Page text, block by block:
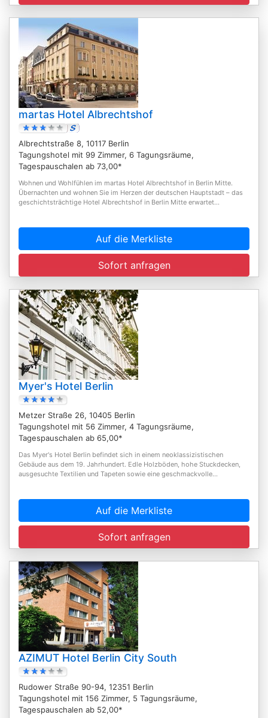
martas Hotel Albrechtshof
Albrechtstraße 8, 10117 Berlin
Tagungshotel mit 99 Zimmer, 6 Tagungsräume,
Tagespauschalen ab 73,00*
Wohnen und Wohlfühlen im martas Hotel Albrechtshof in Berlin Mitte.
Übernachten und wohnen Sie im Herzen der deutschen Hauptstadt – das
geschichtsträchtige Hotel Albrechtshof in Berlin Mitte erwartet...
Auf die Merkliste
Sofort anfragen
Myer's Hotel Berlin
Metzer Straße 26, 10405 Berlin
Tagungshotel mit 56 Zimmer, 4 Tagungsräume,
Tagespauschalen ab 65,00*
Das Myer's Hotel Berlin befindet sich in einem neoklassizistischen
Gebäude aus dem 19. Jahrhundert. Edle Holzböden, hohe Stuckdecken,
ausgesuchte Textilien und Tapeten sowie eine geschmackvolle...
Auf die Merkliste
Sofort anfragen
AZIMUT Hotel Berlin City South
Rudower Straße 90-94, 12351 Berlin
Tagungshotel mit 156 Zimmer, 5 Tagungsräume,
Tagespauschalen ab 52,00*